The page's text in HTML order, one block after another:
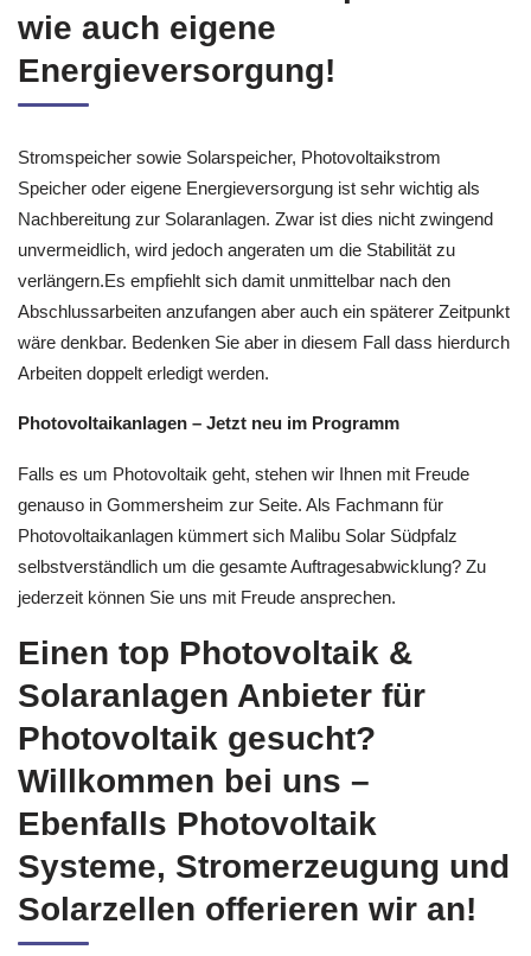
wie auch eigene
Energieversorgung!
Stromspeicher sowie Solarspeicher, Photovoltaikstrom
Speicher oder eigene Energieversorgung ist sehr wichtig als
Nachbereitung zur Solaranlagen. Zwar ist dies nicht zwingend
unvermeidlich, wird jedoch angeraten um die Stabilität zu
verlängern.Es empfiehlt sich damit unmittelbar nach den
Abschlussarbeiten anzufangen aber auch ein späterer Zeitpunkt
wäre denkbar. Bedenken Sie aber in diesem Fall dass hierdurch
Arbeiten doppelt erledigt werden.
Photovoltaikanlagen – Jetzt neu im Programm
Falls es um Photovoltaik geht, stehen wir Ihnen mit Freude
genauso in Gommersheim zur Seite. Als Fachmann für
Photovoltaikanlagen kümmert sich Malibu Solar Südpfalz
selbstverständlich um die gesamte Auftragesabwicklung? Zu
jederzeit können Sie uns mit Freude ansprechen.
Einen top Photovoltaik &
Solaranlagen Anbieter für
Photovoltaik gesucht?
Willkommen bei uns –
Ebenfalls Photovoltaik
Systeme, Stromerzeugung und
Solarzellen offerieren wir an!